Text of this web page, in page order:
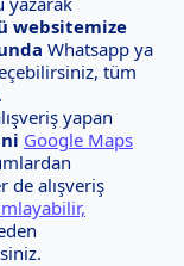
websitemize
Whatsapp ya
tüm
yapan
Google Maps
de alışveriş